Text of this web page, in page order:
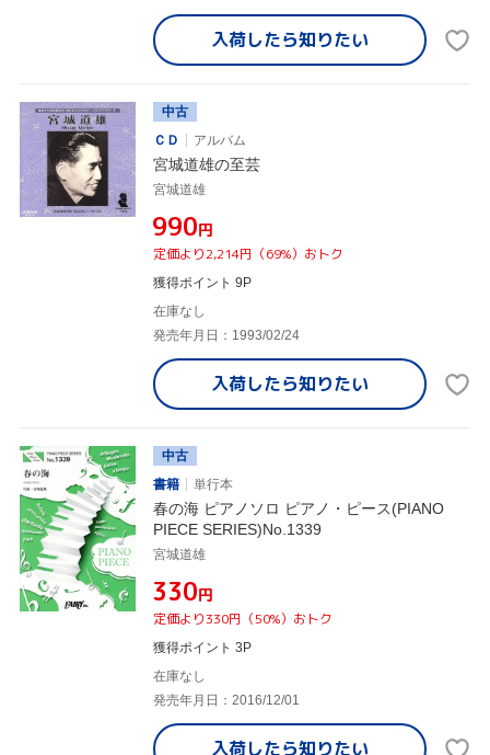
入荷したら知りたい
中古
ＣＤ
アルバム
宮城道雄の至芸
宮城道雄
¥990円
定価より2,214円（69%）おトク
獲得ポイント 9P
在庫なし
発売年月日：1993/02/24
入荷したら知りたい
中古
書籍
単行本
春の海 ピアノソロ ピアノ・ピース(PIANO
PIECE SERIES)No.1339
宮城道雄
¥330円
定価より330円（50%）おトク
獲得ポイント 3P
在庫なし
発売年月日：2016/12/01
入荷したら知りたい